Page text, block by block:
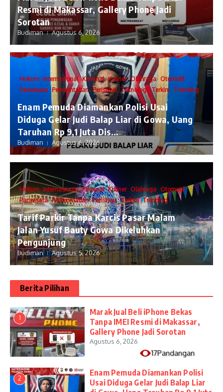
Resmi di Makassar, Gallery Phone Jadi
Sorotan
Budiman Agustus 6, 2026
Hukum Internasional Kriminal Kuliner Olahraga Otomotif
Pariwisata Pemerintahan Peristiwa Teknologi Terkini Trending
Enam Pemuda Diamankan Polisi Usai
Diduga Gelar Judi Balap Liar di Gowa, Uang
Taruhan Rp 9,1 Juta Dis...
Budiman Agustus 6, 2026
Hukum Internasional Kriminal Kuliner Olahraga Otomotif
Pariwisata Pemerintahan Peristiwa Terkini Trending
Tarif Parkir Tanpa Karcis Pasar Malam
Jalan Yusuf Bauty Gowa Dikeluhkan
Pengunjung
Budiman Agustus 5, 2026
Berita Pilihan
1
​Marak Jual Beli iPhone Bekas
Tanpa IMEI Resmi di Makassar,
Gallery Phone Jadi Sorotan
Agustus 6, 2026
17Pandangan
2
Enam Pemuda Diamankan Polisi
Usai Diduga Gelar Judi Balap Liar